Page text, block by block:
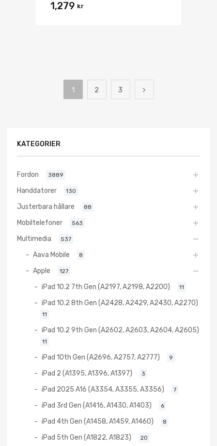
1,279 kr
1 2 3
KATEGORIER
Fordon 3889
Handdatorer 130
Justerbara hållare 88
Mobiltelefoner 563
Multimedia 537
Aava Mobile 8
Apple 127
iPad 10.2 7th Gen (A2197, A2198, A2200) 11
iPad 10.2 8th Gen (A2428, A2429, A2430, A2270)
11
iPad 10.2 9th Gen (A2602, A2603, A2604, A2605)
11
iPad 10th Gen (A2696, A2757, A2777) 9
iPad 2 (A1395, A1396, A1397) 3
iPad 2025 A16 (A3354, A3355, A3356) 7
iPad 3rd Gen (A1416, A1430, A1403) 6
iPad 4th Gen (A1458, A1459, A1460) 8
iPad 5th Gen (A1822, A1823) 20